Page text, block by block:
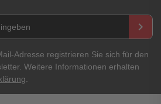
keyboard_arrow_right
Adresse registrieren Sie sich für den
Weitere Informationen erhalten